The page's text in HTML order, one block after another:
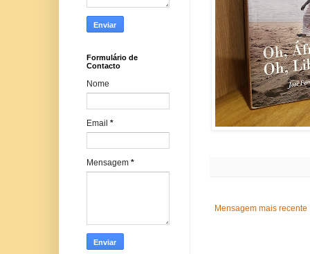
Mensagem mais recente
Formulário de
Contacto
Nome
Email *
Mensagem *